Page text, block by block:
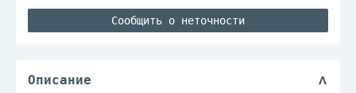
Сообщить о неточности
Описание